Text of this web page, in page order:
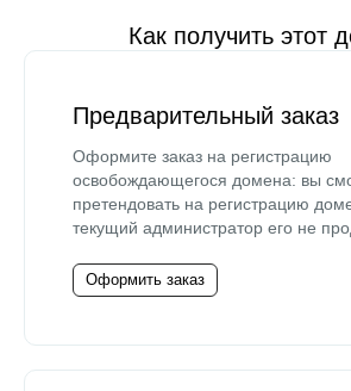
Как получить этот
Предварительный заказ
Оформите заказ на регистрацию
освобождающегося домена: вы
претендовать на регистрацию
текущий администратор его не
Оформить заказ